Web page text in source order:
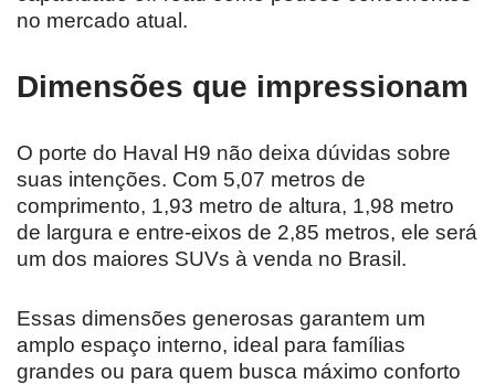
no mercado atual.
Dimensões que impressionam
O porte do Haval H9 não deixa dúvidas sobre
suas intenções. Com 5,07 metros de
comprimento, 1,93 metro de altura, 1,98 metro
de largura e entre-eixos de 2,85 metros, ele será
um dos maiores SUVs à venda no Brasil.
Essas dimensões generosas garantem um
amplo espaço interno, ideal para famílias
grandes ou para quem busca máximo conforto